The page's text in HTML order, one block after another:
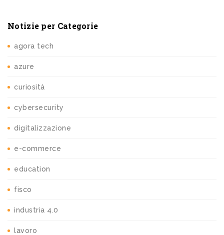
Notizie per Categorie
agora tech
azure
curiosità
cybersecurity
digitalizzazione
e-commerce
education
fisco
industria 4.0
lavoro